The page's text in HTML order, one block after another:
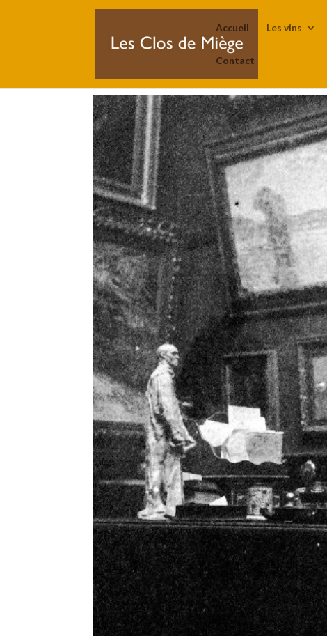
Accueil Les vins
Contact